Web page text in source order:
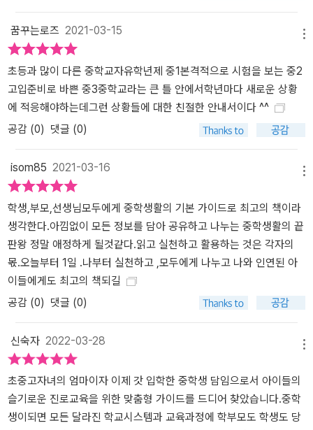
꿈꾸는로즈 2021-03-15
초등과 많이 다른 중학교자유학년제 중1본격적으로 시험을 보는 중2
고입준비로 바쁜 중3중학교라는 큰 틀 안에서학년마다 새로운 상황
에 적응해야하는데그런 상황들에 대한 친절한 안내서이다 ^^
공감 (0) 댓글 (0)
isom85 2021-03-16
학생,부모,선생님모두에게 중학생활의 기본 가이드로 최고의 책이라
생각한다.아낌없이 모든 정보를 담아 공유하고 나누는 중학생활의 끝
판왕 정말 애정하게 될것같다.읽고 실천하고 활용하는 것은 각자의
몫.오늘부터 1일 .나부터 실천하고 ,모두에게 나누고 나와 인연된 아
이들에게도 최고의 책되길
공감 (0) 댓글 (0)
신숙자 2022-03-28
초중고자녀의 엄마이자 이제 갓 입학한 중학생 담임으로서 아이들의
슬기로운 진로교육을 위한 맞춤형 가이드를 드디어 찾았습니다.중학
생이되면 모든 달라진 학교시스템과 교육과정에 학부모도 학생도 당